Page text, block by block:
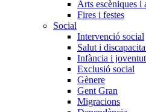
Arts escèniques i
Fires i festes
Social
Intervenció social
Salut i
Infància i
Exclusió social
Gènere
Gent Gran
Migracions